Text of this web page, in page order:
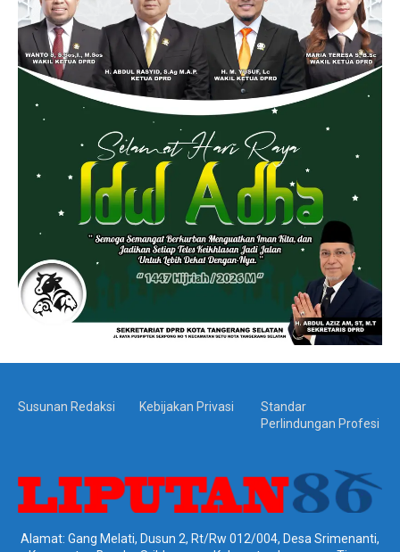
Susunan Redaksi Kebijakan Privasi
Standar
Perlindungan Profesi
Alamat: Gang Melati, Dusun 2, Rt/Rw 012/004, Desa Srimenanti,